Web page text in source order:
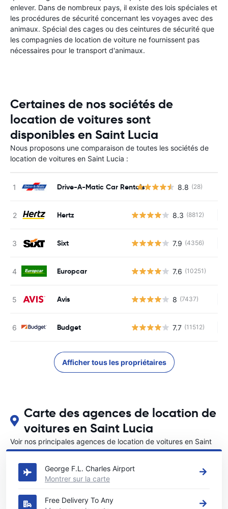
enlever. Dans de nombreux pays, il existe des lois spéciales et
les procédures de sécurité concernant les voyages avec des
animaux. Spécial des cages ou des ceintures de sécurité que
les compagnies de location de voiture ne fournissent pas
nécessaires pour le transport d'animaux.
Certaines de nos sociétés de
location de voitures sont
disponibles en Saint Lucia
Nous proposons une comparaison de toutes les sociétés de
location de voitures en Saint Lucia :
Drive-A-Matic Car Rentals 8.8 (28)
Hertz 8.3 (8812)
Sixt 7.9 (4356)
Europcar 7.6 (10251)
Avis 8 (7437)
Budget 7.7 (11512)
Afficher tous les propriétaires
Carte des agences de location de
voitures en Saint Lucia
Voir nos principales agences de location de voitures en Saint
Lucia
George F.L. Charles Airport
Montrer sur la carte
Free Delivery To Any